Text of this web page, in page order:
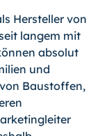
Hersteller von
langem mit
absolut
und
Bau­stoffen,